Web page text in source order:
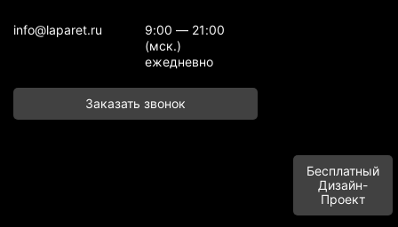
info@laparet.ru
9:00 — 21:00
(мск.)
ежедневно
Заказать звонок
Бесплатный
Дизайн-
Проект